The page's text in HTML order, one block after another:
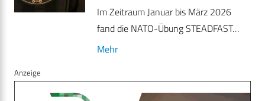
Im Zeitraum Januar bis März 2026
fand die NATO-Übung STEADFAST…
Mehr
Anzeige